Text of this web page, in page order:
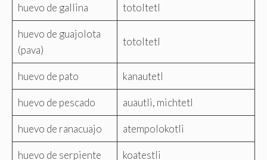
huevo de gallina totoltetl
huevo de guajolota
(pava)
totoltetl
huevo de pato kanautetl
huevo de pescado auautli, michtetl
huevo de ranacuajo atempolokotli
huevo de serpiente koatestli